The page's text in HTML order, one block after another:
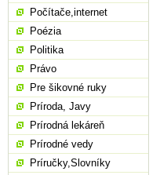
Počítače,internet
Poézia
Politika
Právo
Pre šikovné ruky
Príroda, Javy
Prírodná lekáreň
Prírodné vedy
Príručky,Slovníky